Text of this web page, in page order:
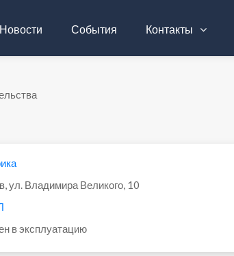
Новости События Контакты
ул. Владимира Великого, 10
в эксплуатацию